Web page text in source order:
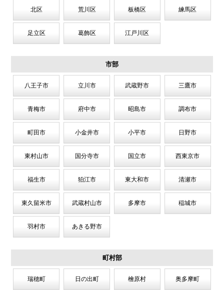
北区 荒川区 板橋区 練馬区
足立区 葛飾区 江戸川区
市部
八王子市 立川市 武蔵野市 三鷹市
青梅市 府中市 昭島市 調布市
町田市 小金井市 小平市 日野市
東村山市 国分寺市 国立市 西東京市
福生市 狛江市 東大和市 清瀬市
東久留米市 武蔵村山市 多摩市 稲城市
羽村市 あきる野市
町村部
瑞穂町 日の出町 檜原村 奥多摩町